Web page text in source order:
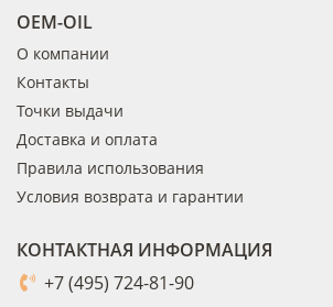
OEM-OIL
О компании
Контакты
Точки выдачи
Доставка и оплата
Правила использования
Условия возврата и гарантии
КОНТАКТНАЯ ИНФОРМАЦИЯ
+7 (495) 724-81-90